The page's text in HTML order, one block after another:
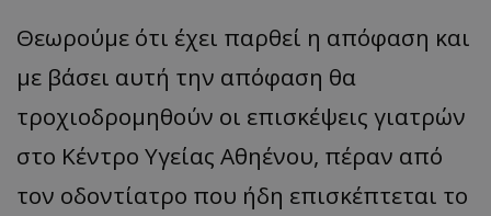
Θεωρούμε ότι έχει παρθεί η απόφαση και
με βάσει αυτή την απόφαση θα
τροχιοδρομηθούν οι επισκέψεις γιατρών
στο Κέντρο Υγείας Αθηένου, πέραν από
τον οδοντίατρο που ήδη επισκέπτεται το